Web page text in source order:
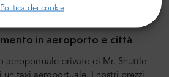
Politica dei cookie
composto da piloti veterani
in aeroporto e città
aeroportuale privato di Mr. Shuttle